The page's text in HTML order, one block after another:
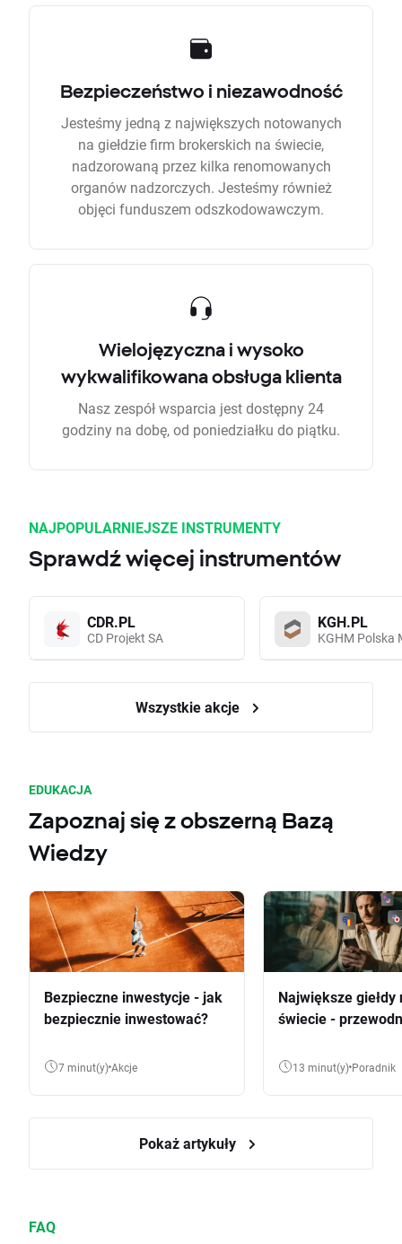
Bezpieczeństwo i niezawodność
Jesteśmy jedną z największych notowanych
na giełdzie firm brokerskich na świecie,
nadzorowaną przez kilka renomowanych
organów nadzorczych. Jesteśmy również
objęci funduszem odszkodowawczym.
Wielojęzyczna i wysoko
wykwalifikowana obsługa klienta
Nasz zespół wsparcia jest dostępny 24
godziny na dobę, od poniedziałku do piątku.
NAJPOPULARNIEJSZE INSTRUMENTY
Sprawdź więcej instrumentów
CDR.PL
CD Projekt SA
KGH.PL
KGHM Polska
Wszystkie akcje
EDUKACJA
Zapoznaj się z obszerną Bazą
Wiedzy
Bezpieczne inwestycje - jak
bezpiecznie inwestować?
7 minut(y) Akcje
Największe giełdy
świecie -
13 minut(y) Poradnik
Pokaż artykuły
FAQ